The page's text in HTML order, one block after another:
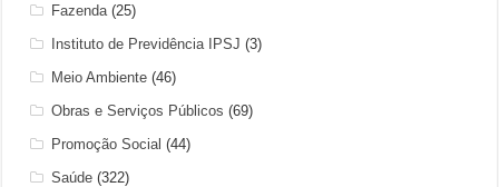
Fazenda (25)
Instituto de Previdência IPSJ (3)
Meio Ambiente (46)
Obras e Serviços Públicos (69)
Promoção Social (44)
Saúde (322)